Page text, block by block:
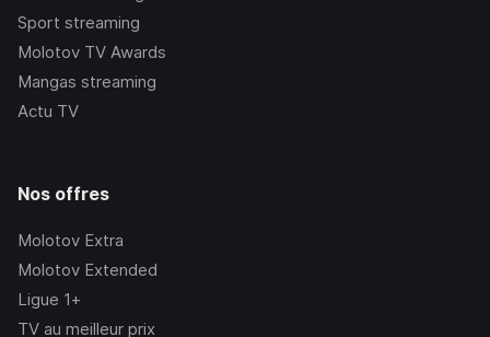
Sport streaming
Molotov TV Awards
Mangas streaming
Actu TV
Nos offres
Molotov Extra
Molotov Extended
Ligue 1+
TV au meilleur prix